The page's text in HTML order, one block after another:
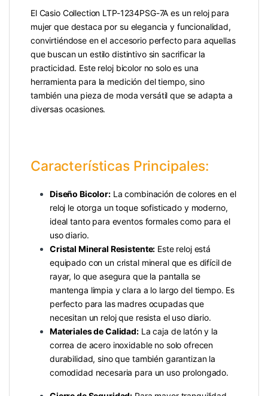
El Casio Collection LTP-1234PSG-7A es un reloj para
mujer que destaca por su elegancia y funcionalidad,
convirtiéndose en el accesorio perfecto para aquellas
que buscan un estilo distintivo sin sacrificar la
practicidad. Este reloj bicolor no solo es una
herramienta para la medición del tiempo, sino
también una pieza de moda versátil que se adapta a
diversas ocasiones.
Características Principales:
Diseño Bicolor:La combinación de colores en el
reloj le otorga un toque sofisticado y moderno,
ideal tanto para eventos formales como para el
uso diario.
Cristal Mineral Resistente: Este reloj está
equipado con un cristal mineral que es difícil de
rayar, lo que asegura que la pantalla se
mantenga limpia y clara a lo largo del tiempo. Es
perfecto para las madres ocupadas que
necesitan un reloj que resista el uso diario.
Materiales de Calidad:La caja de latón y la
correa de acero inoxidable no solo ofrecen
durabilidad, sino que también garantizan la
comodidad necesaria para un uso prolongado.